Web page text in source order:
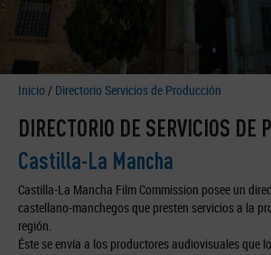
Inicio / Directorio Servicios de Producción
DIRECTORIO DE SERVICIOS DE
Castilla-La Mancha
Castilla-La Mancha Film Commission posee un
castellano-manchegos que presten servicios a la
región.
Éste se envía a los productores audiovisuales que